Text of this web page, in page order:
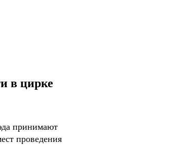
в цирке
принимают
проведения